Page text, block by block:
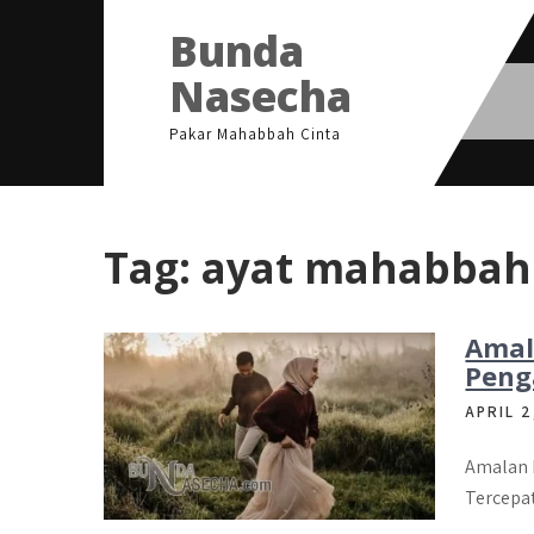
Bunda
Nasecha
Pakar Mahabbah Cinta
Tag: ayat
APRIL
Amalan